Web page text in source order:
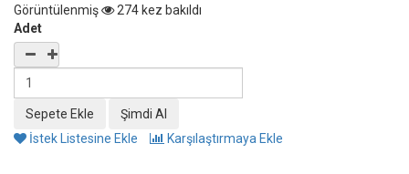
Görüntülenmiş
274 kez bakıldı
Adet
İstek Listesine Ekle Karşılaştırmaya Ekle